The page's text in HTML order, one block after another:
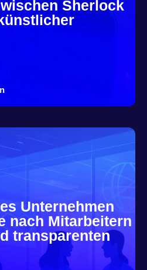
Sherlock
Unternehmen
nach Mitarbeitern
transparenten